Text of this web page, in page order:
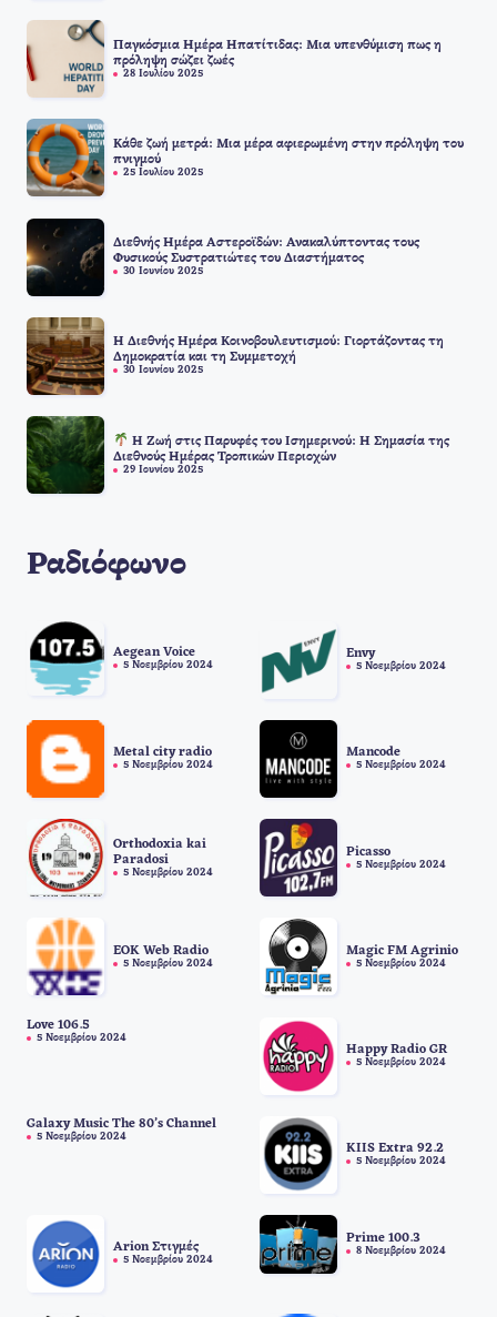
Παγκόσμια Ημέρα Ηπατίτιδας: Μια υπενθύμιση πως η
πρόληψη σώζει ζωές
28 Ιουλίου 2025
Κάθε ζωή μετρά: Μια μέρα αφιερωμένη στην πρόληψη του
πνιγμού
25 Ιουλίου 2025
Διεθνής Ημέρα Αστεροϊδών: Ανακαλύπτοντας τους
Φυσικούς Συστρατιώτες του Διαστήματος
30 Ιουνίου 2025
Η Διεθνής Ημέρα Κοινοβουλευτισμού: Γιορτάζοντας τη
Δημοκρατία και τη Συμμετοχή
30 Ιουνίου 2025
Η Ζωή στις Παρυφές του Ισημερινού: Η Σημασία της
Διεθνούς Ημέρας Τροπικών Περιοχών
29 Ιουνίου 2025
Ραδιόφωνο
Aegean Voice
5 Νοεμβρίου 2024
Envy
5 Νοεμβρίου 2024
Metal city radio
5 Νοεμβρίου 2024
Mancode
5 Νοεμβρίου 2024
Orthodoxia kai
Paradosi
5 Νοεμβρίου 2024
Picasso
5 Νοεμβρίου 2024
EOK Web Radio
5 Νοεμβρίου 2024
Magic FM Agrinio
5 Νοεμβρίου 2024
Love 106.5
5 Νοεμβρίου 2024
Happy Radio GR
5 Νοεμβρίου 2024
Galaxy Music The 80’s Channel
5 Νοεμβρίου 2024
KIIS Extra 92.2
5 Νοεμβρίου 2024
Arion Στιγμές
5 Νοεμβρίου 2024
Prime 100.3
8 Νοεμβρίου 2024